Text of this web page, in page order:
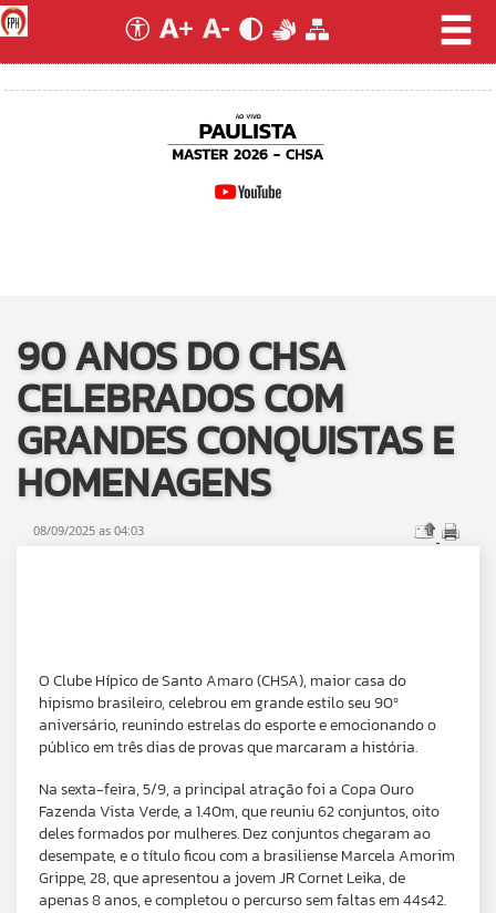
90 ANOS DO CHSA
CELEBRADOS COM
GRANDES CONQUISTAS E
HOMENAGENS
08/09/2025 as 04:03
O Clube Hípico de Santo Amaro (CHSA), maior casa do
hipismo brasileiro, celebrou em grande estilo seu 90º
aniversário, reunindo estrelas do esporte e emocionando o
público em três dias de provas que marcaram a história.
Na sexta-feira, 5/9, a principal atração foi a Copa Ouro
Fazenda Vista Verde, a 1.40m, que reuniu 62 conjuntos, oito
deles formados por mulheres. Dez conjuntos chegaram ao
desempate, e o título ficou com a brasiliense Marcela Amorim
Grippe, 28, que apresentou a jovem JR Cornet Leika, de
apenas 8 anos, e completou o percurso sem faltas em 44s42.